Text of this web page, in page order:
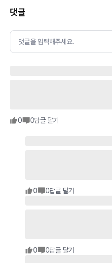
댓글
댓글을 입력해주세요.
0 0답글 달기
0 0답글 달기
0 0답글 달기